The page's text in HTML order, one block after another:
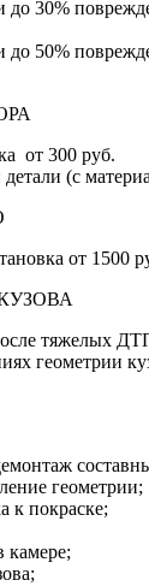
до 30%
до 50%
от 300 руб.
(с
от 1500
тяжелых
геометрии
геометрии;
к покраске;
камере;